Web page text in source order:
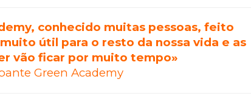
conhecido muitas pessoas, feito
útil para o resto da nossa vida e as
vão ficar por muito tempo»
Green Academy